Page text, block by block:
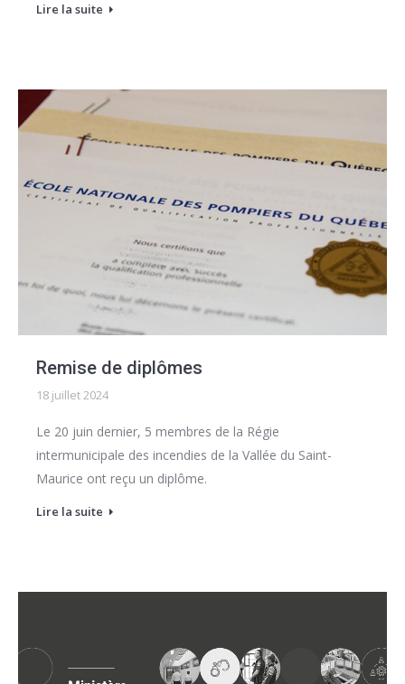
Lire la suite
Remise de diplômes
18 juillet 2024
Le 20 juin dernier, 5 membres de la Régie
intermunicipale des incendies de la Vallée du Saint-
Maurice ont reçu un diplôme.
Lire la suite